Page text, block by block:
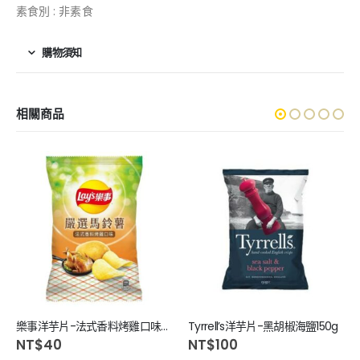
素食別 : 非素食
購物須知
相關商品
樂事洋芋片-法式香料烤雞口味70g
NT$40
Tyrrell’s洋芋片-黑胡椒海鹽150g
NT$100